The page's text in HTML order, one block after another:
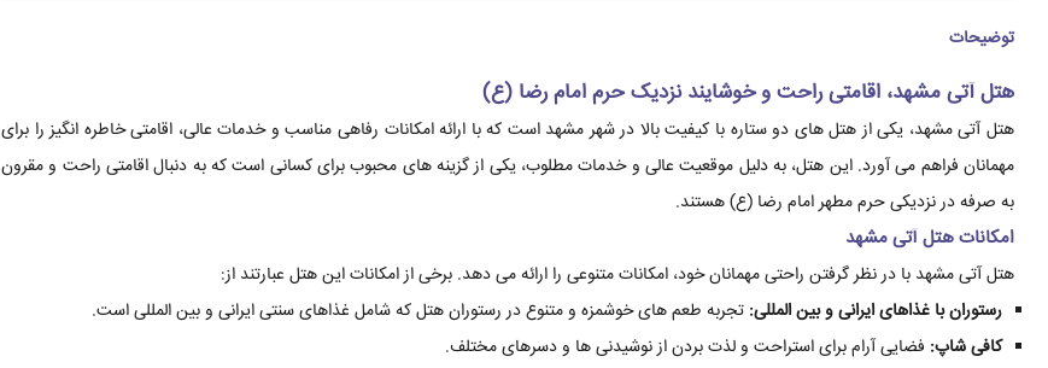
توضیحات
هتل آتی مشهد، اقامتی راحت و خوشایند نزدیک حرم امام رضا (ع)
هتل آتی مشهد، یکی از هتل های دو ستاره با کیفیت بالا در شهر مشهد است که با ارائه امکانات رفاهی مناسب و خدمات عالی، اقامتی خاطره انگیز را برای
مهمانان فراهم می آورد. این هتل، به دلیل موقعیت عالی و خدمات مطلوب، یکی از گزینه های محبوب برای کسانی است که به دنبال اقامتی راحت و مقرون
به صرفه در نزدیکی حرم مطهر امام رضا (ع) هستند.
امکانات هتل آتی مشهد
هتل آتی مشهد با در نظر گرفتن راحتی مهمانان خود، امکانات متنوعی را ارائه می دهد. برخی از امکانات این هتل عبارتند از:
رستوران با غذاهای ایرانی و بین المللی: تجربه طعم های خوشمزه و متنوع در رستوران هتل که شامل غذاهای سنتی ایرانی و بین المللی است.
کافی شاپ: فضایی آرام برای استراحت و لذت بردن از نوشیدنی ها و دسرهای مختلف.